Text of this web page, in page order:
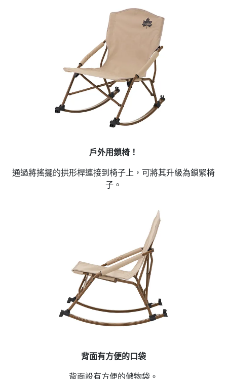
戶外用鎖椅！
通過將搖擺的拱形桿連接到椅子上，可將其升級為鎖緊椅
子。
背面有方便的口袋
背面設有方便的儲物袋。